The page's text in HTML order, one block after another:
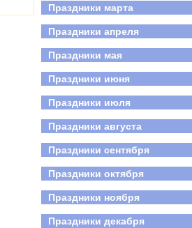
Праздники марта
Праздники апреля
Праздники мая
Праздники июня
Праздники июля
Праздники августа
Праздники сентября
Праздники октября
Праздники ноября
Праздники декабря